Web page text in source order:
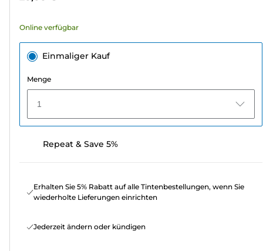
60
Online verfügbar
Einmaliger Kauf
Menge
1
Repeat & Save 5%
Erhalten Sie 5% Rabatt auf alle Tintenbestellungen, wenn Sie
wiederholte Lieferungen einrichten
Jederzeit ändern oder kündigen